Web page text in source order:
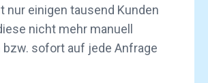
nur einigen tausend Kunden
nicht mehr manuell
bzw. sofort auf jede Anfrage